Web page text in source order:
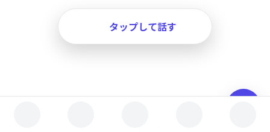
タップして話す